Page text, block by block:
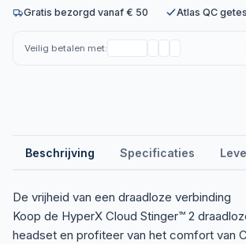
Gratis bezorgd vanaf € 50
Atlas QC
Veilig betalen met:
Beschrijving Specificaties
De vrijheid van een draadloze verbinding
Koop de HyperX Cloud Stinger™ 2
headset en profiteer van het comfort van